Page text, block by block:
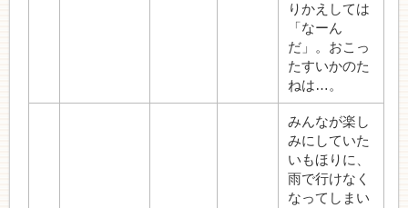
りかえしては
「なーん
だ」。おこっ
たすいかのた
ねは…。
みんなが楽し
みにしていた
いもほりに、
雨で行けなく
なってしまい